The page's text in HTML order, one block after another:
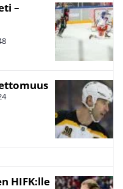
–
HIFK:lle